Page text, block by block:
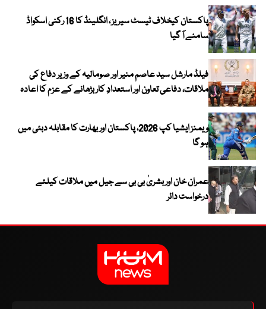
پاکستان کیخلاف ٹیسٹ سیریز ، انگلینڈ کا 16 رکنی اسکواڈ
سامنے آ گیا
فیلڈ مارشل سید عاصم منیر اور صومالیہ کے وزیر دفاع کی
ملاقات، دفاعی تعاون اور استعدادِ کار بڑھانے کے عزم کا اعادہ
ویمنز ایشیا کپ 2026، پاکستان اور بھارت کا مقابلہ دبئی میں
ہو گا
عمران خان اور بشریٰ بی بی سے جیل میں ملاقات کیلئے
درخواست دائر